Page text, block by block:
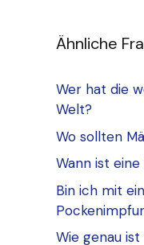
Ähnliche
Wer hat die
Welt?
Wo sollten
Wann ist
Bin ich mit
Wie genau